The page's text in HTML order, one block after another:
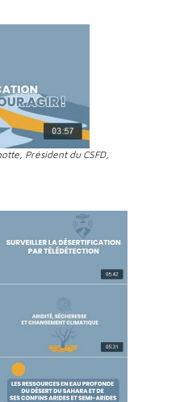
Président du CSFD,